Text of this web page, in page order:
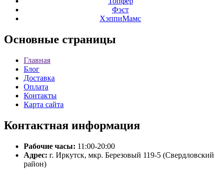
Фэст
ХэппиМамс
Основные страницы
Главная
Блог
Доставка
Оплата
Контакты
Карта сайта
Контактная информация
Рабочие часы: 11:00-20:00
Адрес: г. Иркутск, мкр. Березовый 119-5 (Свердловский
район)